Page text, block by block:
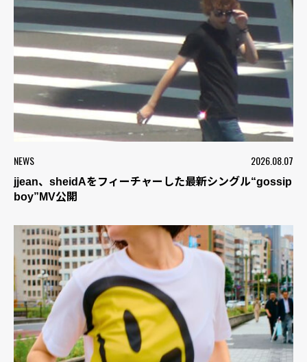
NEWS 2026.08.07
jjean、sheidAをフィーチャーした最新シングル“gossip
boy”MV公開